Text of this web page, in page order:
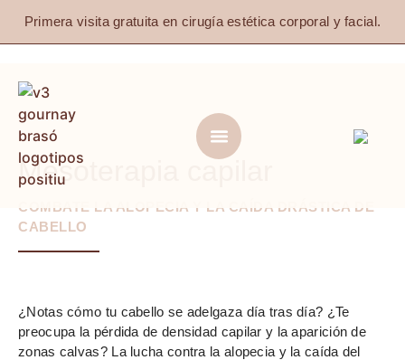
Primera visita gratuita en cirugía estética corporal y facial.
Mesoterapia capilar
COMBATE LA ALOPECIA Y LA CAÍDA DRÁSTICA DE
CABELLO
¿Notas cómo tu cabello se adelgaza día tras día? ¿Te
preocupa la pérdida de densidad capilar y la aparición de
zonas calvas? La lucha contra la alopecia y la caída del